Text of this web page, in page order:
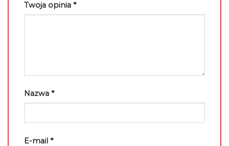
Twoja opinia *
Nazwa *
E-mail *